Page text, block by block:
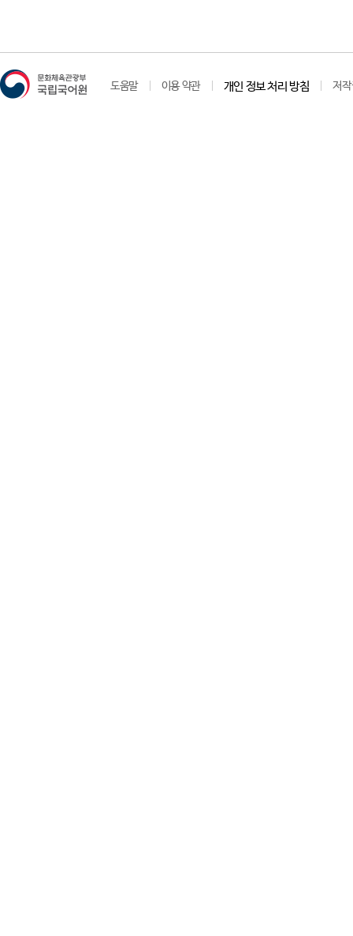
도움말 이용 약관 개인 정보 처리 방침 저